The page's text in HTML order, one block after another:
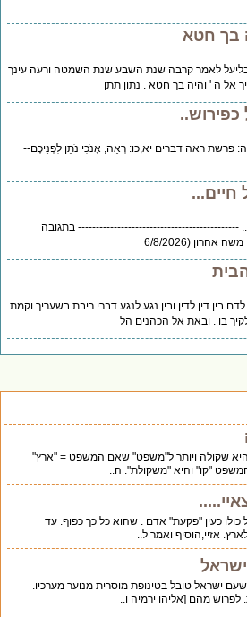
בך חטא
לאמר קרבה שנת השבע שנת השמטה ורעה עינך
אל ה ' והיה בך חטא . נתון תתן
כפירוש..
פרשת ראה דברים יא,כו: רְאֵה, אָנֹכִי נֹתֵן לִפְנֵיכֶם--
חיים...
--------------------------------------------- בתגובה
(6/8/2026
בין דין לדין ובין נגע לנגע דברי ריבת בשעריך וקמת
בו . ובאת אל הכהנים הל
שקולה ויותר ל"משפט" שאם המשפט = "ארץ"
"קו" והיא "משקולת". ה..
כעין "פקעת" אדם . שהוא כל כך כפוף. עד
אזיי,הוסיף ואמר ל..
ישראל טובל בטינופת מוסרית מנוער מערכיו.
מהם [אליהו ירמיה ו..